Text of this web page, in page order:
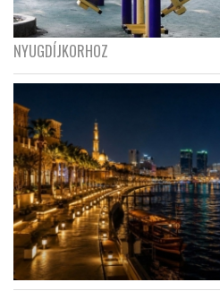
NYUGDÍJKORHOZ